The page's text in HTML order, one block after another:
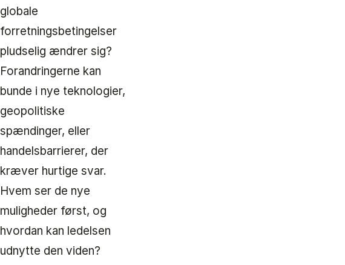
globale
forretningsbetingelser
pludselig ændrer sig?
Forandringerne kan
bunde i nye teknologier,
geopolitiske
spændinger, eller
handelsbarrierer, der
kræver hurtige svar.
Hvem ser de nye
muligheder først, og
hvordan kan ledelsen
udnytte den viden?